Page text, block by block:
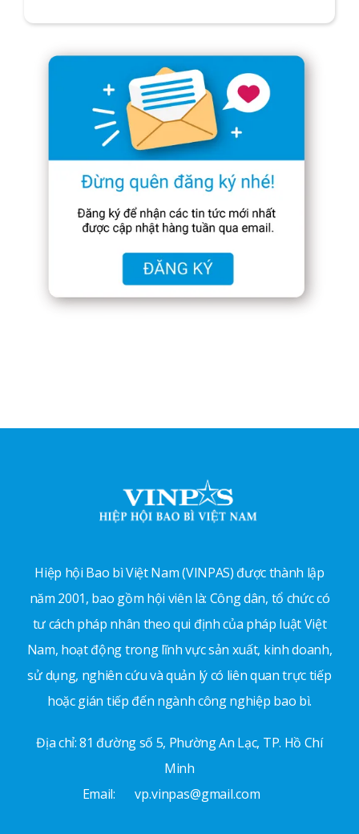
Hiệp hội Bao bì Việt Nam (VINPAS) được thành lập
năm 2001, bao gồm hội viên là: Công dân, tổ chức có
tư cách pháp nhân theo qui định của pháp luật Việt
Nam, hoạt động trong lĩnh vực sản xuất, kinh doanh,
sử dụng, nghiên cứu và quản lý có liên quan trực tiếp
hoặc gián tiếp đến ngành công nghiệp bao bì.
Địa chỉ: 81 đường số 5, Phường An Lạc, TP. Hồ Chí
Minh
Email:
vp.vinpas@gmail.com